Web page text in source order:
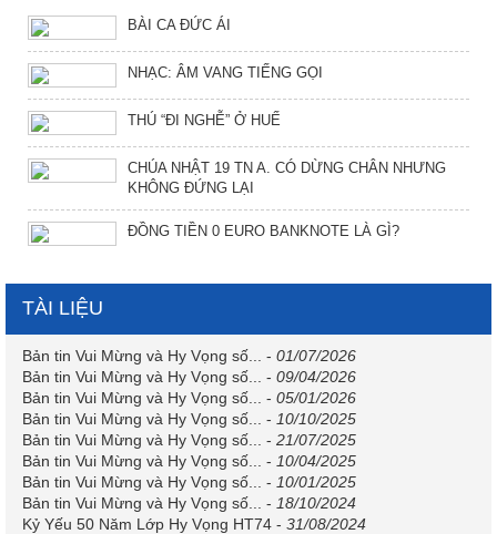
BÀI CA ĐỨC ÁI
NHẠC: ÂM VANG TIẾNG GỌI
THÚ “ĐI NGHỄ” Ở HUẾ
CHÚA NHẬT 19 TN A. CÓ DỪNG CHÂN NHƯNG
KHÔNG ĐỨNG LẠI
ĐỒNG TIỀN 0 EURO BANKNOTE LÀ GÌ?
TÀI LIỆU
Bản tin Vui Mừng và Hy Vọng số... - 01/07/2026
Bản tin Vui Mừng và Hy Vọng số...
- 09/04/2026
Bản tin Vui Mừng và Hy Vọng số...
- 05/01/2026
Bản tin Vui Mừng và Hy Vọng số...
- 10/10/2025
Bản tin Vui Mừng và Hy Vọng số...
- 21/07/2025
Bản tin Vui Mừng và Hy Vọng số...
- 10/04/2025
Bản tin Vui Mừng và Hy Vọng số...
- 10/01/2025
Bản tin Vui Mừng và Hy Vọng số...
- 18/10/2024
Kỷ Yếu 50 Năm Lớp Hy Vọng HT74 - 31/08/2024